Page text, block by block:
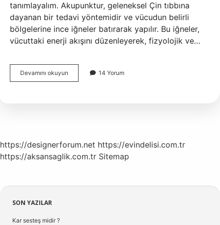
tanımlayalım. Akupunktur, geleneksel Çin tıbbına
dayanan bir tedavi yöntemidir ve vücudun belirli
bölgelerine ince iğneler batırarak yapılır. Bu iğneler,
vücuttaki enerji akışını düzenleyerek, fizyolojik ve…
Devamını okuyun Akupunktur
psikolojiye
14 Yorum
https://designerforum.net https://evindelisi.com.tr
https://aksansaglik.com.tr Sitemap
Sidebar
SON YAZILAR
Kar sesteş midir ?